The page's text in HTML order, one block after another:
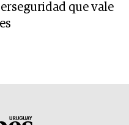
que vale